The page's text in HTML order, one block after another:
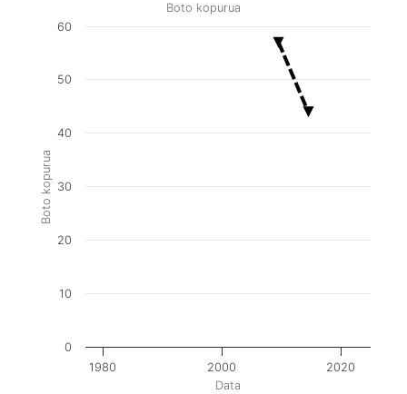
Data
Boto kopurua
Boto kopurua
1980 2000 2020
0
10
20
30
40
50
60